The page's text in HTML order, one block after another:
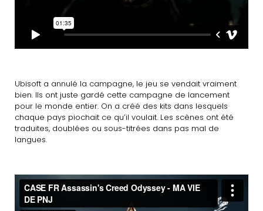
Ubisoft a annulé la campagne, le jeu se vendait vraiment
bien. Ils ont juste gardé cette campagne de lancement
pour le monde entier. On a créé des kits dans lesquels
chaque pays piochait ce qu’il voulait. Les scènes ont été
traduites, doublées ou sous-titrées dans pas mal de
langues.